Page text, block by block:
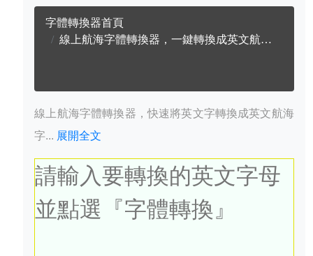
字體轉換器首頁
線上航海字體轉換器，一鍵轉換成英文航海字體
線上航海字體轉換器，快速將英文字轉換成英文航海
字... 展開全文